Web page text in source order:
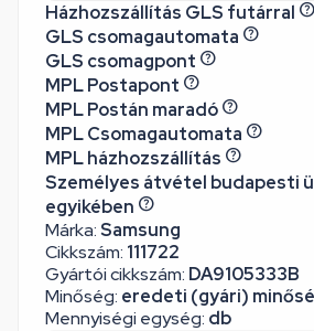
Márka:Samsung
Cikkszám: 111722
Gyártói cikkszám: DA9105333B
Minőség: eredeti (gyári)
Mennyiségi egység: db
Házhozszállítás GLS futárral
GLS csomagautomata
GLS csomagpont
MPL Postapont
MPL Postán maradó
MPL Csomagautomata
MPL házhozszállítás
Személyes átvétel budapesti
egyikében